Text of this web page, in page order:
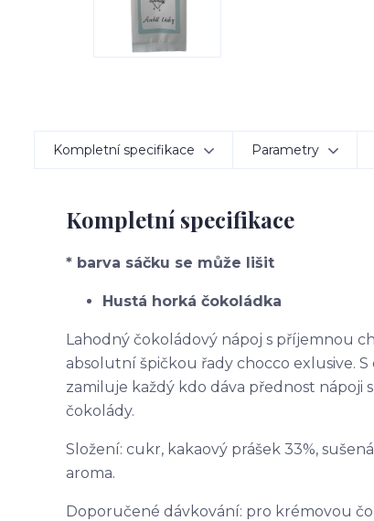
Kompletní specifikace Parametry
Kompletní specifikace
* barva sáčku se může lišit
Hustá horká čokoládka
Lahodný čokoládový nápoj s příjemnou
absolutní špičkou řady chocco exlusive.
zamiluje každý kdo dáva přednost
čokolády.
Složení: cukr, kakaový prášek 33%,
aroma.
Doporučené dávkování: pro krémovou